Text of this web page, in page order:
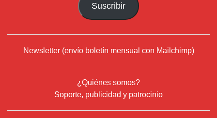
Suscribir
Newsletter (envío boletín mensual con Mailchimp)
¿Quiénes somos?
Soporte, publicidad y patrocinio